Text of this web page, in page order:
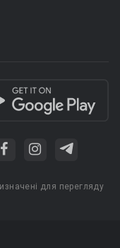
для перегляду